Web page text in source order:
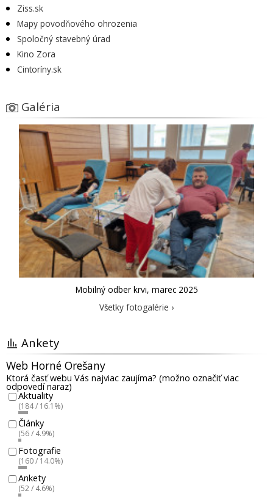
Ziss.sk
Mapy povodňového ohrozenia
Spoločný stavebný úrad
Kino Zora
Cintoríny.sk
Galéria
Mobilný odber krvi, marec 2025
Všetky fotogalérie ›
Ankety
Web Horné Orešany
Ktorá časť webu Vás najviac zaujíma? (možno označiť viac
odpovedí naraz)
Aktuality
(184 / 16.1%)
Články
(56 / 4.9%)
Fotografie
(160 / 14.0%)
Ankety
(52 / 4.6%)